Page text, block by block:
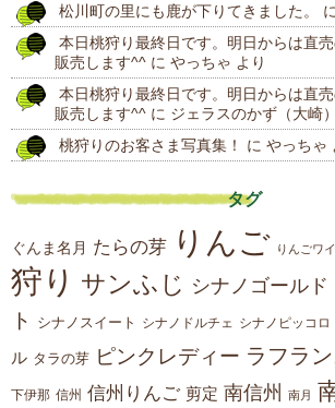
稿
松川町の里にも鹿が下りてきました。
に
本日桃狩り最終日です。明日からは直
販売します^^ に やっちゃ より
本日桃狩り最終日です。明日からは直
販売します^^ に ジェラスのかず（大崎）
桃狩りのお客さま写真集！
に やっちゃ
タグ
ぐんま名月 たらの芽 りんご りんごワ
狩り サンふじ シナノゴールド
ト
シナノスイート シナノドルチェ シナノピッコロ
ル タラの芽 ピンクレディー ラフラン
下伊那 信州 信州りんご 剪定 南信州 南月